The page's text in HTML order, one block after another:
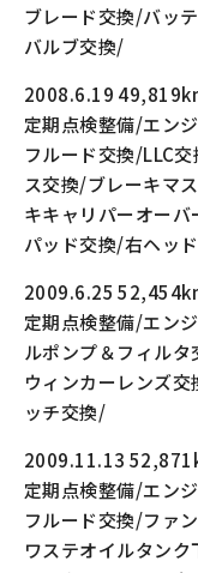
ブレード交換/バッ
バルブ交換/
2008.6.19
定期点検整備/エン
フルード交換/LLC
ス交換/ブレーキマ
キキャリパーオー
パッド交換/右ヘッ
2009.6.25
定期点検整備/エン
ルポンプ＆フィル
ウィンカーレンズ
ッチ交換/
2009.11.13
定期点検整備/エン
フルード交換/ファ
ワステオイルタン